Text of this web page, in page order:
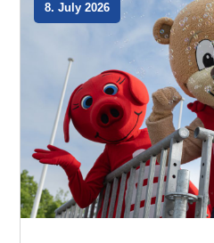
8. July 2026